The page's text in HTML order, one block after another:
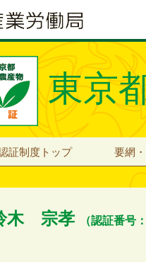
東京
証制度トップ 要網
木 宗孝 （認証番号